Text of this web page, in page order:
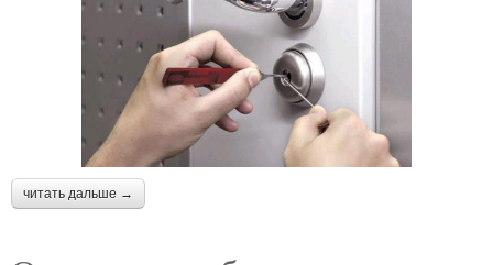
читать дальше →